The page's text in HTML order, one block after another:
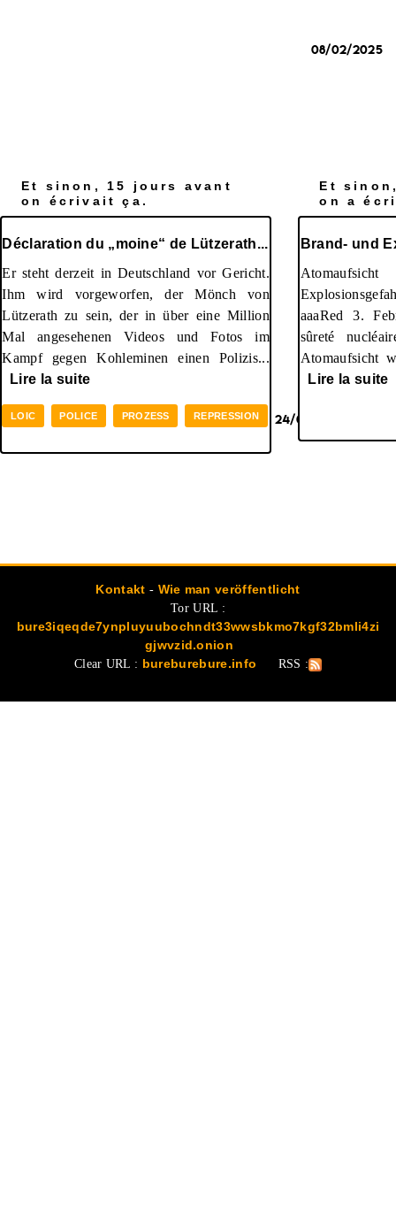
08/02/2025
Et sinon, 15 jours avant
on écrivait ça.
Déclaration du „moine“ de Lützerath...
Er steht derzeit in Deutschland vor Gericht.
Ihm wird vorgeworfen, der Mönch von
Lützerath zu sein, der in über eine Million
Mal angesehenen Videos und Fotos im
Kampf gegen Kohleminen einen Polizis...
Lire la suite
LOIC POLICE PROZESS REPRESSION 24/01/2025
Et
on a
Brand- und
aaaRed 3.
sûreté
Atomaufsicht
Lire la suite
Kontakt - Wie man veröffentlicht
Tor URL :
bure3iqeqde7ynpluyuubochndt33wwsbkmo7kgf32bmli4zi
gjwvzid.onion
Clear URL : bureburebure.info RSS :